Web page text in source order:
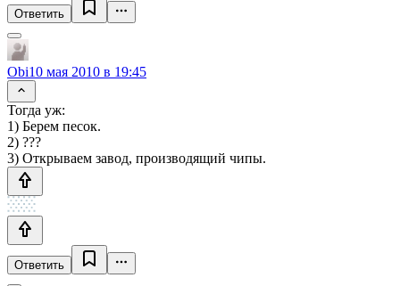
Ответить
Obi10 мая 2010 в 19:45
Тогда уж:
1) Берем песок.
2) ???
3) Открываем завод, производящий чипы.
Ответить